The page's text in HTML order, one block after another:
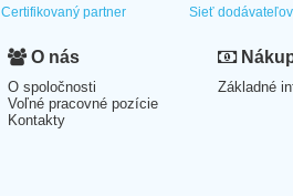
Certifikovaný partner Sieť dodávateľov
O nás
O spoločnosti
Voľné pracovné pozície
Kontakty
Základné